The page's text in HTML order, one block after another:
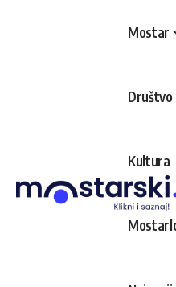
Mostar
Društvo
Kultura